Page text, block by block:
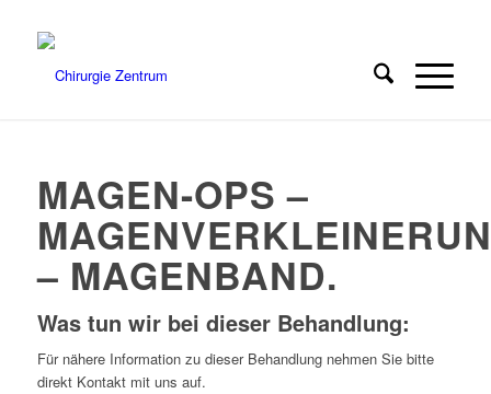
MAGEN-OPS –
– MAGENBAND.
Was tun wir bei dieser Behandlung:
Für nähere Information zu dieser Behandlung nehmen Sie bitte
direkt Kontakt mit uns auf.